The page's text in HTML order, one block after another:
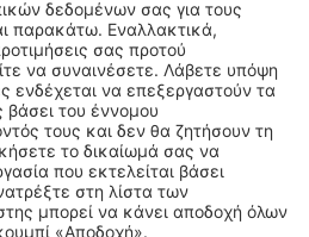
παντός νομίμου δικαιώματος.